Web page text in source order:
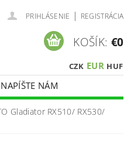
PRIHLÁSENIE | REGISTRÁCIA
CZK EUR HUF
KOŠÍK: €0
NAPÍŠTE NÁM
Gladiator RX510/ RX530/